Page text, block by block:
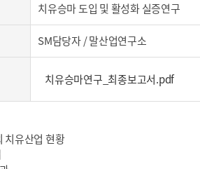
치유승마 도입 및 활성화 실증연구
SM담당자 / 말산업연구소
치유승마연구_최종보고서.pdf
치유산업 현황